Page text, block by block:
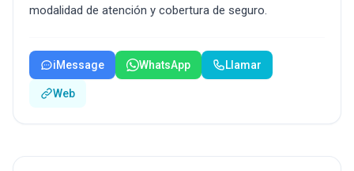
modalidad de atención y cobertura de seguro.
iMessage WhatsApp Llamar
Web